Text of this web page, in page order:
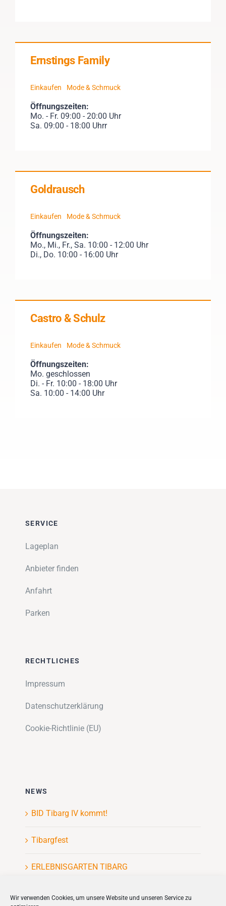
Wir verwenden Cookies, um unsere Website und unseren Service zu
Ernstings Family
Einkaufen Mode & Schmuck
Öffnungszeiten:
Mo. - Fr. 09:00 - 20:00 Uhr
Sa. 09:00 - 18:00 Uhrr
Goldrausch
Einkaufen Mode & Schmuck
Öffnungszeiten:
Mo., Mi., Fr., Sa. 10:00 - 12:00 Uhr
Di., Do. 10:00 - 16:00 Uhr
Castro & Schulz
Einkaufen Mode & Schmuck
Öffnungszeiten:
Mo. geschlossen
Di. - Fr. 10:00 - 18:00 Uhr
Sa. 10:00 - 14:00 Uhr
SERVICE
Lageplan
Anbieter finden
Anfahrt
Parken
RECHTLICHES
Impressum
Datenschutzerklärung
Cookie-Richtlinie (EU)
NEWS
BID Tibarg IV kommt!
Tibargfest
ERLEBNISGARTEN TIBARG
Kinderflohmarkt